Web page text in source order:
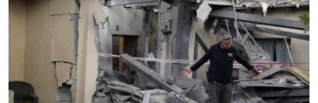
ВСЕ ЗА ДЕНЬ
СПЕЦПРОЕКТИ
ДЕПОРТАЦІЯ
ВІДЕОУРОКИ «ELIFBE»
ЯК ОБІЙТИ БЛОКУВАННЯ
Русский